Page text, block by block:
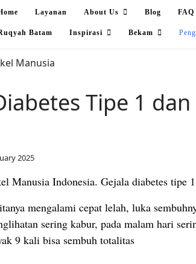
Layanan About Us Blog FAQ
Batam Inspirasi Bekam
Tipe 1
2025
Manusia Indonesia. Gejala diabetes tipe
mengalami cepat lelah, luka
sering kabur, pada malam hari
9 kali bisa sembuh totalitas